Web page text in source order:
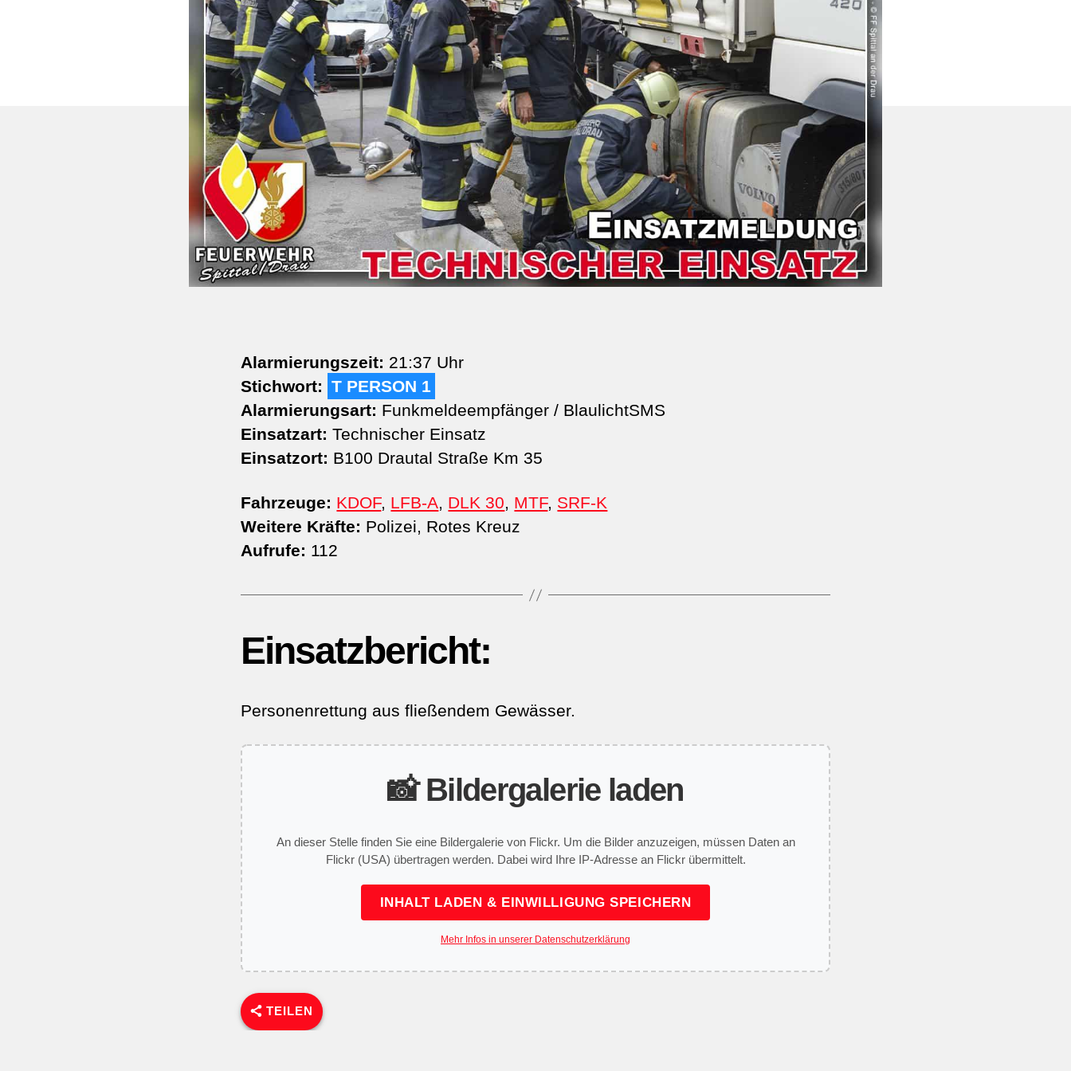
Alarmierungszeit: 21:37 Uhr
Stichwort: T PERSON 1
Alarmierungsart: Funkmeldeempfänger / BlaulichtSMS
Einsatzart: Technischer Einsatz
Einsatzort: B100 Drautal Straße Km 35
Fahrzeuge: KDOF, LFB-A, DLK 30, MTF, SRF-K
Weitere Kräfte: Polizei, Rotes Kreuz
Aufrufe: 112
Einsatzbericht:
Personenrettung aus fließendem Gewässer.
📸 Bildergalerie laden
An dieser Stelle finden Sie eine Bildergalerie von Flickr. Um die Bilder anzuzeigen, müssen Daten an
Flickr (USA) übertragen werden. Dabei wird Ihre IP-Adresse an Flickr übermittelt.
INHALT LADEN & EINWILLIGUNG SPEICHERN
Mehr Infos in unserer Datenschutzerklärung
TEILEN